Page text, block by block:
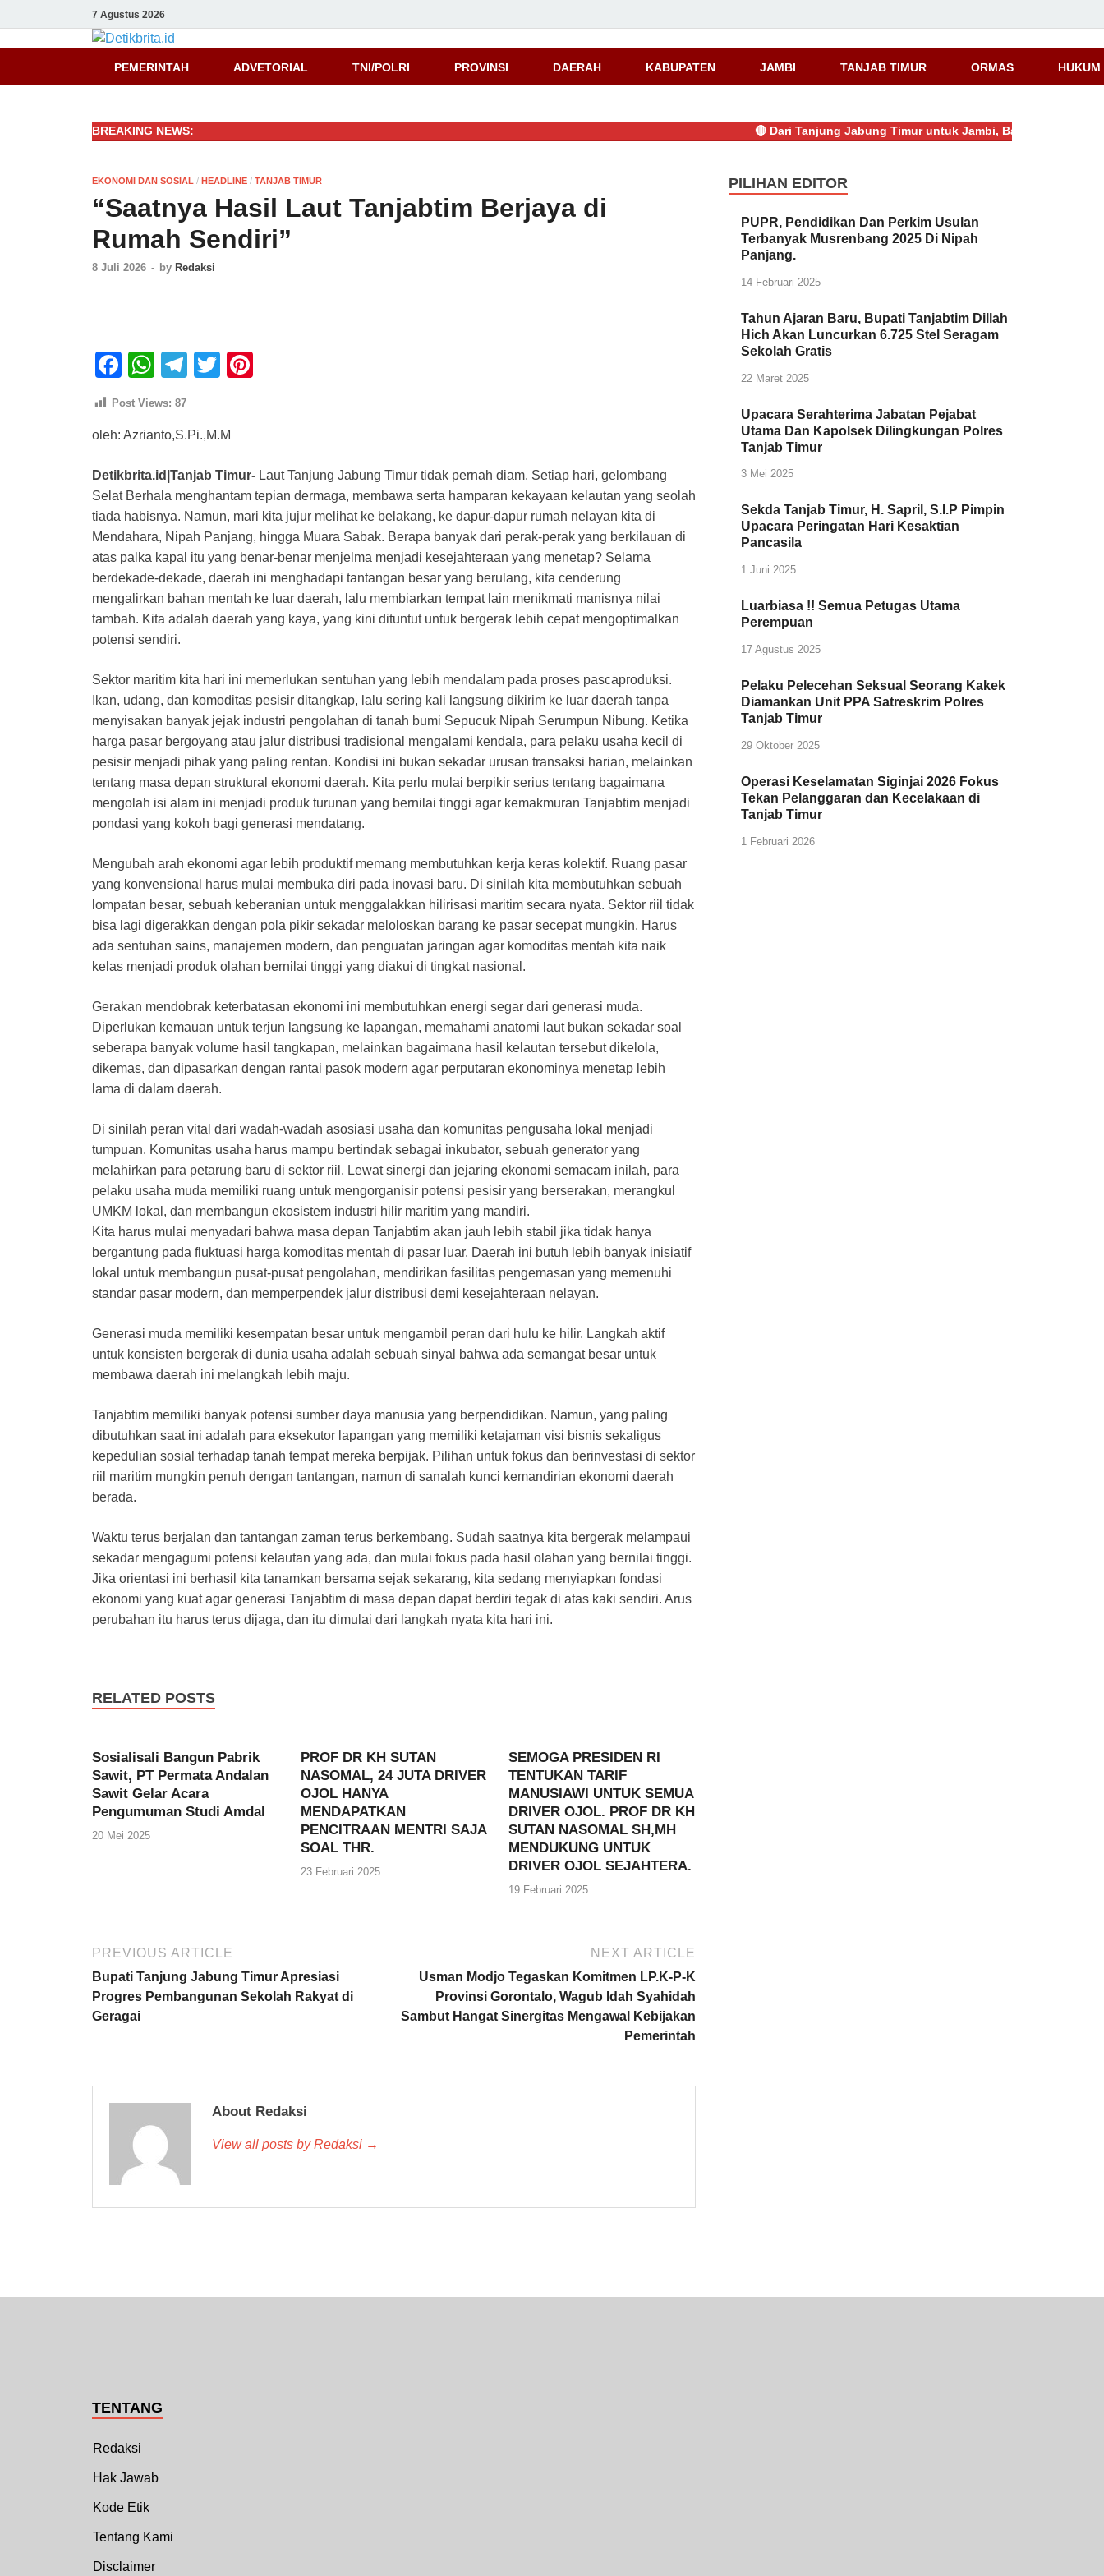
7 Agustus 2026
Detikbrita.id
PEMERINTAH ADVETORIAL TNI/POLRI PROVINSI DAERAH KABUPATEN JAMBI TANJAB TIMUR ORMAS
BREAKING NEWS: Dari Tanjung Jabung Timur untuk Jambi, Bayu Anggara
EKONOMI DAN SOSIAL / HEADLINE / TANJAB TIMUR
“Saatnya Hasil Laut Tanjabtim Berjaya di
Rumah Sendiri”
8 Juli 2026 - by Redaksi
F
a
e
b
o
o
k
W
s
A
p
p
T
gr
a
m
T
er
st
Post Views: 87
oleh: Azrianto,S.Pi.,M.M
Detikbrita.id|Tanjab Timur- Laut Tanjung Jabung Timur tidak pernah diam. Setiap hari, gelombang
Selat Berhala menghantam tepian dermaga, membawa serta hamparan kekayaan kelautan yang seolah
tiada habisnya. Namun, mari kita jujur melihat ke belakang, ke dapur-dapur rumah nelayan kita di
Mendahara, Nipah Panjang, hingga Muara Sabak. Berapa banyak dari perak-perak yang berkilauan di
atas palka kapal itu yang benar-benar menjelma menjadi kesejahteraan yang menetap? Selama
berdekade-dekade, daerah ini menghadapi tantangan besar yang berulang, kita cenderung
mengalirkan bahan mentah ke luar daerah, lalu membiarkan tempat lain menikmati manisnya nilai
tambah. Kita adalah daerah yang kaya, yang kini dituntut untuk bergerak lebih cepat mengoptimalkan
potensi sendiri.
Sektor maritim kita hari ini memerlukan sentuhan yang lebih mendalam pada proses pascaproduksi.
Ikan, udang, dan komoditas pesisir ditangkap, lalu sering kali langsung dikirim ke luar daerah tanpa
menyisakan banyak jejak industri pengolahan di tanah bumi Sepucuk Nipah Serumpun Nibung. Ketika
harga pasar bergoyang atau jalur distribusi tradisional mengalami kendala, para pelaku usaha kecil di
pesisir menjadi pihak yang paling rentan. Kondisi ini bukan sekadar urusan transaksi harian, melainkan
tentang masa depan struktural ekonomi daerah. Kita perlu mulai berpikir serius tentang bagaimana
mengolah isi alam ini menjadi produk turunan yang bernilai tinggi agar kemakmuran Tanjabtim menjadi
pondasi yang kokoh bagi generasi mendatang.
Mengubah arah ekonomi agar lebih produktif memang membutuhkan kerja keras kolektif. Ruang pasar
yang konvensional harus mulai membuka diri pada inovasi baru. Di sinilah kita membutuhkan sebuah
lompatan besar, sebuah keberanian untuk menggalakkan hilirisasi maritim secara nyata. Sektor riil tidak
bisa lagi digerakkan dengan pola pikir sekadar meloloskan barang ke pasar secepat mungkin. Harus
ada sentuhan sains, manajemen modern, dan penguatan jaringan agar komoditas mentah kita naik
kelas menjadi produk olahan bernilai tinggi yang diakui di tingkat nasional.
Gerakan mendobrak keterbatasan ekonomi ini membutuhkan energi segar dari generasi muda.
Diperlukan kemauan untuk terjun langsung ke lapangan, memahami anatomi laut bukan sekadar soal
seberapa banyak volume hasil tangkapan, melainkan bagaimana hasil kelautan tersebut dikelola,
dikemas, dan dipasarkan dengan rantai pasok modern agar perputaran ekonominya menetap lebih
lama di dalam daerah.
Di sinilah peran vital dari wadah-wadah asosiasi usaha dan komunitas pengusaha lokal menjadi
tumpuan. Komunitas usaha harus mampu bertindak sebagai inkubator, sebuah generator yang
melahirkan para petarung baru di sektor riil. Lewat sinergi dan jejaring ekonomi semacam inilah, para
pelaku usaha muda memiliki ruang untuk mengorganisir potensi pesisir yang berserakan, merangkul
UMKM lokal, dan membangun ekosistem industri hilir maritim yang mandiri.
Kita harus mulai menyadari bahwa masa depan Tanjabtim akan jauh lebih stabil jika tidak hanya
bergantung pada fluktuasi harga komoditas mentah di pasar luar. Daerah ini butuh lebih banyak inisiatif
lokal untuk membangun pusat-pusat pengolahan, mendirikan fasilitas pengemasan yang memenuhi
standar pasar modern, dan memperpendek jalur distribusi demi kesejahteraan nelayan.
Generasi muda memiliki kesempatan besar untuk mengambil peran dari hulu ke hilir. Langkah aktif
untuk konsisten bergerak di dunia usaha adalah sebuah sinyal bahwa ada semangat besar untuk
membawa daerah ini melangkah lebih maju.
Tanjabtim memiliki banyak potensi sumber daya manusia yang berpendidikan. Namun, yang paling
dibutuhkan saat ini adalah para eksekutor lapangan yang memiliki ketajaman visi bisnis sekaligus
kepedulian sosial terhadap tanah tempat mereka berpijak. Pilihan untuk fokus dan berinvestasi di sektor
riil maritim mungkin penuh dengan tantangan, namun di sanalah kunci kemandirian ekonomi daerah
berada.
Waktu terus berjalan dan tantangan zaman terus berkembang. Sudah saatnya kita bergerak melampaui
sekadar mengagumi potensi kelautan yang ada, dan mulai fokus pada hasil olahan yang bernilai tinggi.
Jika orientasi ini berhasil kita tanamkan bersama sejak sekarang, kita sedang menyiapkan fondasi
ekonomi yang kuat agar generasi Tanjabtim di masa depan dapat berdiri tegak di atas kaki sendiri. Arus
perubahan itu harus terus dijaga, dan itu dimulai dari langkah nyata kita hari ini.
RELATED POSTS
Sosialisali Bangun Pabrik
Sawit, PT Permata Andalan
Sawit Gelar Acara
Pengumuman Studi Amdal
20 Mei 2025
PROF DR KH SUTAN
NASOMAL, 24 JUTA DRIVER
OJOL HANYA
MENDAPATKAN
PENCITRAAN MENTRI SAJA
SOAL THR.
23 Februari 2025
SEMOGA PRESIDEN RI
TENTUKAN TARIF
MANUSIAWI UNTUK SEMUA
DRIVER OJOL. PROF DR KH
SUTAN NASOMAL SH,MH
MENDUKUNG UNTUK
DRIVER OJOL SEJAHTERA.
19 Februari 2025
PREVIOUS ARTICLE
Bupati Tanjung Jabung Timur Apresiasi
Progres Pembangunan Sekolah Rakyat di
Geragai
NEXT ARTICLE
Usman Modjo Tegaskan Komitmen LP.K-P-K
Provinsi Gorontalo, Wagub Idah Syahidah
Sambut Hangat Sinergitas Mengawal Kebijakan
Pemerintah
About Redaksi
View all posts by Redaksi →
PILIHAN EDITOR
PUPR, Pendidikan Dan Perkim Usulan
Terbanyak Musrenbang 2025 Di Nipah
Panjang.
14 Februari 2025
Tahun Ajaran Baru, Bupati Tanjabtim Dillah
Hich Akan Luncurkan 6.725 Stel Seragam
Sekolah Gratis
22 Maret 2025
Upacara Serahterima Jabatan Pejabat
Utama Dan Kapolsek Dilingkungan Polres
Tanjab Timur
3 Mei 2025
Sekda Tanjab Timur, H. Sapril, S.I.P Pimpin
Upacara Peringatan Hari Kesaktian
Pancasila
1 Juni 2025
Luarbiasa !! Semua Petugas Utama
Perempuan
17 Agustus 2025
Pelaku Pelecehan Seksual Seorang Kakek
Diamankan Unit PPA Satreskrim Polres
Tanjab Timur
29 Oktober 2025
Operasi Keselamatan Siginjai 2026 Fokus
Tekan Pelanggaran dan Kecelakaan di
Tanjab Timur
1 Februari 2026
TENTANG
Redaksi
Hak Jawab
Kode Etik
Tentang Kami
Disclaimer